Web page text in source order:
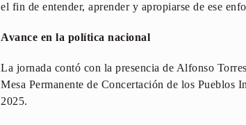
el fin de entender, aprender y apropiarse de ese
Avance en la política nacional
La jornada contó con la presencia de Alfonso
Mesa Permanente de Concertación de los
2025.